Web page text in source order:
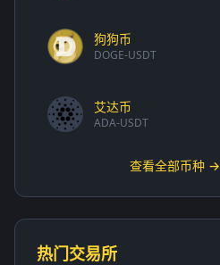
狗狗币
DOGE-USDT
艾达币
ADA-USDT
查看全部币种 →
热门交易所